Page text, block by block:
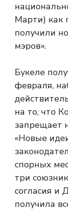
Марти) как
получили
мэров».
Букеле
февраля,
на то, что
запрещает
«Новые
спорных
три
согласия и
получила